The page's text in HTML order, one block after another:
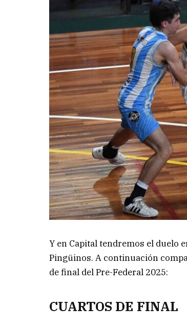
Y en Capital tendremos el duelo
Pingüinos. A continuación
de final del Pre-Federal 2025:
CUARTOS DE FINAL